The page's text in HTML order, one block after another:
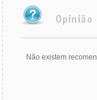
Não existem